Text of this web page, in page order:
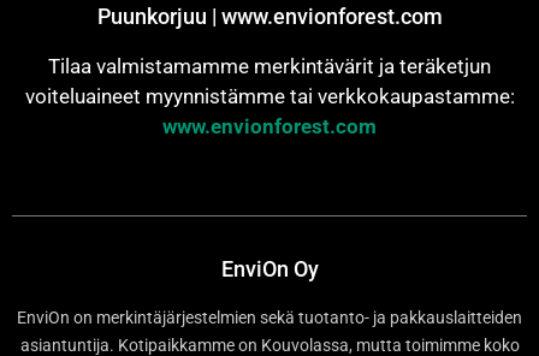
Puunkorjuu | www.envionforest.com
Tilaa valmistamamme merkintävärit ja teräketjun
voiteluaineet myynnistämme tai verkkokaupastamme:
www.envionforest.com
EnviOn Oy
EnviOn on merkintäjärjestelmien sekä tuotanto- ja pakkauslaitteiden
asiantuntija. Kotipaikkamme on Kouvolassa, mutta toimimme koko